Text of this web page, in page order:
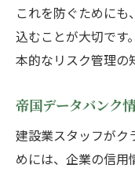
これを防ぐために
込むことが大切です
本的なリスク管理の
帝国データバンク
建設業スタッフがク
めには、企業の信